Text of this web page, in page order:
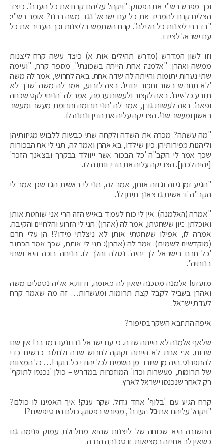
וכך מפרש רש"י את הפסוק: "ויקהל עליהם קרח את כל העדה". כיצד
הצליח קרח להמריד את כל עם ישראל נגד משה רבנו? אומר רש"י:
"בדברי ליצנות כל הלילה". קרח השתמש בליצנות וכך העביר את כל
עם ישראל לצידו.
וזו לשון המדרש (מדרש תהילים אות א) כיצד עשה קרח ליצנות
ממשה ואהרן: "אלמנה אחת הייתה בשכונתי", מספר קרח, "ועימה
שתי נערות יתומות והייתה לה שדה אחת. באה לחרוש, אמר לה משה
'לא תחרוש בשור וחמור יחדיו'. באה לזרוע, אמר לה משה 'שדך לא
תזרע כלאיים'. באה לקצור ולעשות ערֵמה, אמר לה 'הניחי לקט שכחה
ופאה'. באה לעשות גורן, אמר לה 'תני תרומה ותרומת מעשר ומעשר
ראשון ומעשר שני'. הצדיקה עליה את הדין ונתנה לו.
"מה עשתה? מכרה את השדה ולקחה שתי כבשות ללבוש מגיזותיהן
וליהנות מפירותיהן. כיון שילדו, בא אהרן ואמר לה, תני לי את הבכורות
שכך אמר לי הקב"ה 'כל הבכור אשר ייוולד בבקרך ובצאנך הזכר'
[יהיה לכהן]. הצדיקה עליה את הדין ונתנה לו.
"הגיע זמן גיזה וגזזה אותן, אמר לה, תני לי ראשית הגז שכן אמר לי
הקב"ה 'וראשית גז צאנך תיתן לו'.
"אמרה (האלמנה): אין לי כוח לעמוד באיש הזה הרי אני שוחטת אותן
ואוכלתן. כיון ששחטתן, אמר לה (אהרן): תני לי הזרוע והלחיים והקיבה.
אמרה לו, אפילו ששחטתי אותן לא ניצלתי מידו?! הן עלי חרם
(מוקדשים לשמים). אמר לה (אהרן): תני לי אותם, שכך אמר הכתוב
'כל חרם בישראל לך יהיה'. נטלה והלך לו. הניחה בוכה היא ושתי
בנותיה".
מזעזע! אלמנה מסכנה שאין לה מאומה, ודווקא אליה נטפלים משה
ואהרן בשביל לקבל קצת תרומות ומעשרות… זה מה שאמר קרח
לעדת ישראל.
איפה התחבא השקר בסיפור?
שלאף אלמנה לא הייתה שדה. כי עם ישראל נדו ונעו במדבר! אין שם
שדות. אף אחת לא הייתה זקוקה לחרוש שדה ולחלוב כבשים כדי
להתפרנס. היה מן שיורד מן השמים לכל יהודי כל בוקר!… כל המצוות
של תרומות, מעשרות וכדו' המוזכרות במדרש – כולן 'נכנסו לתוקף'
רק לאחר שנכנסו ישראל לארץ.
קרח הגיע עם 'בלוף' אחד גדול. שקר ענק! איך האמינו לו כולם?
"ויקהל עליהם אתכל העדה", מפורש בפסוק. כולם היו טיפשים?!
התשובה היא שכוחה של ליצנות שהיא מחלחלת עמוק פנימה גם
כשאין לה אחיזה במציאות. זו סכנתה הרבה.